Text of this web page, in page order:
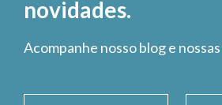
novidades.
Acompanhe nosso blog e